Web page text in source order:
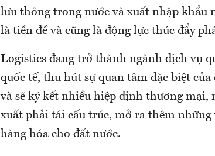
lưu thông trong nước và xuất nhập khẩu
là tiền đề và cũng là động lực thúc đẩy
Logistics đang trở thành ngành dịch vụ
quốc tế, thu hút sự quan tâm đặc biệt
và sẽ ký kết nhiều hiệp định thương mại,
xuất phải tái cấu trúc, mở ra thêm
hàng hóa cho đất nước.